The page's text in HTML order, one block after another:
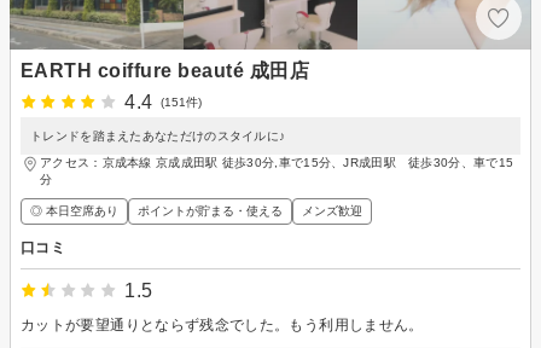
EARTH coiffure beauté 成田店
4.4
(151件)
トレンドを踏まえたあなただけのスタイルに♪
アクセス：京成本線 京成成田駅 徒歩30分,車で15分、JR成田駅 徒歩30分、車で15
分
◎ 本日空席あり ポイントが貯まる・使える メンズ歓迎
口コミ
1.5
カットが要望通りとならず残念でした。もう利用しません。